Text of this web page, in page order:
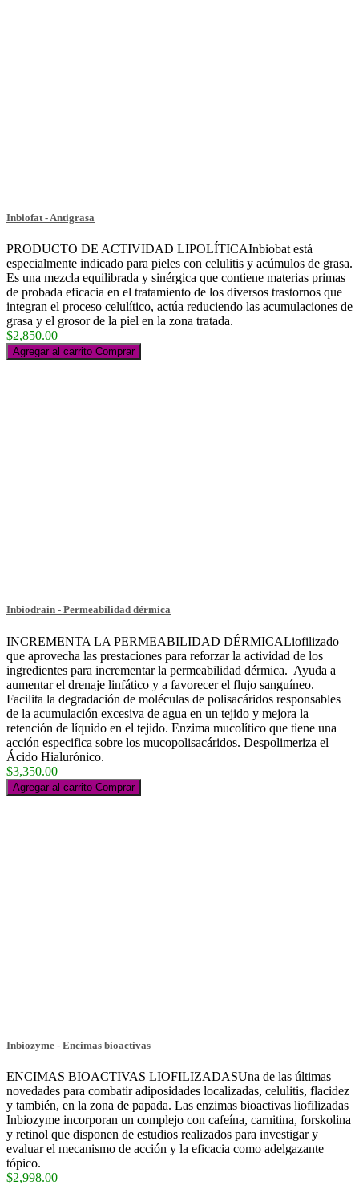
Inbiofat - Antigrasa
PRODUCTO DE ACTIVIDAD LIPOLÍTICAInbiobat está
especialmente indicado para pieles con celulitis y acúmulos de grasa.
Es una mezcla equilibrada y sinérgica que contiene materias primas
de probada eficacia en el tratamiento de los diversos trastornos que
integran el proceso celulítico, actúa reduciendo las acumulaciones de
grasa y el grosor de la piel en la zona tratada.
$2,850.00
Agregar al carrito Comprar
Inbiodrain - Permeabilidad dérmica
INCREMENTA LA PERMEABILIDAD DÉRMICALiofilizado
que aprovecha las prestaciones para reforzar la actividad de los
ingredientes para incrementar la permeabilidad dérmica. Ayuda a
aumentar el drenaje linfático y a favorecer el flujo sanguíneo.
Facilita la degradación de moléculas de polisacáridos responsables
de la acumulación excesiva de agua en un tejido y mejora la
retención de líquido en el tejido. Enzima mucolítico que tiene una
acción especifica sobre los mucopolisacáridos. Despolimeriza el
Ácido Hialurónico.
$3,350.00
Agregar al carrito Comprar
Inbiozyme - Encimas bioactivas
ENCIMAS BIOACTIVAS LIOFILIZADASUna de las últimas
novedades para combatir adiposidades localizadas, celulitis, flacidez
y también, en la zona de papada. Las enzimas bioactivas liofilizadas
Inbiozyme incorporan un complejo con cafeína, carnitina, forskolina
y retinol que disponen de estudios realizados para investigar y
evaluar el mecanismo de acción y la eficacia como adelgazante
tópico.
$2,998.00